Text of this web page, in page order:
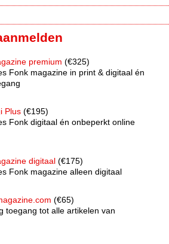
premium (€325)
Fonk magazine in print & digitaal én
Plus (€195)
Fonk digitaal én onbeperkt online
digitaal (€175)
Fonk magazine alleen digitaal
(€65)
toegang tot alle artikelen van